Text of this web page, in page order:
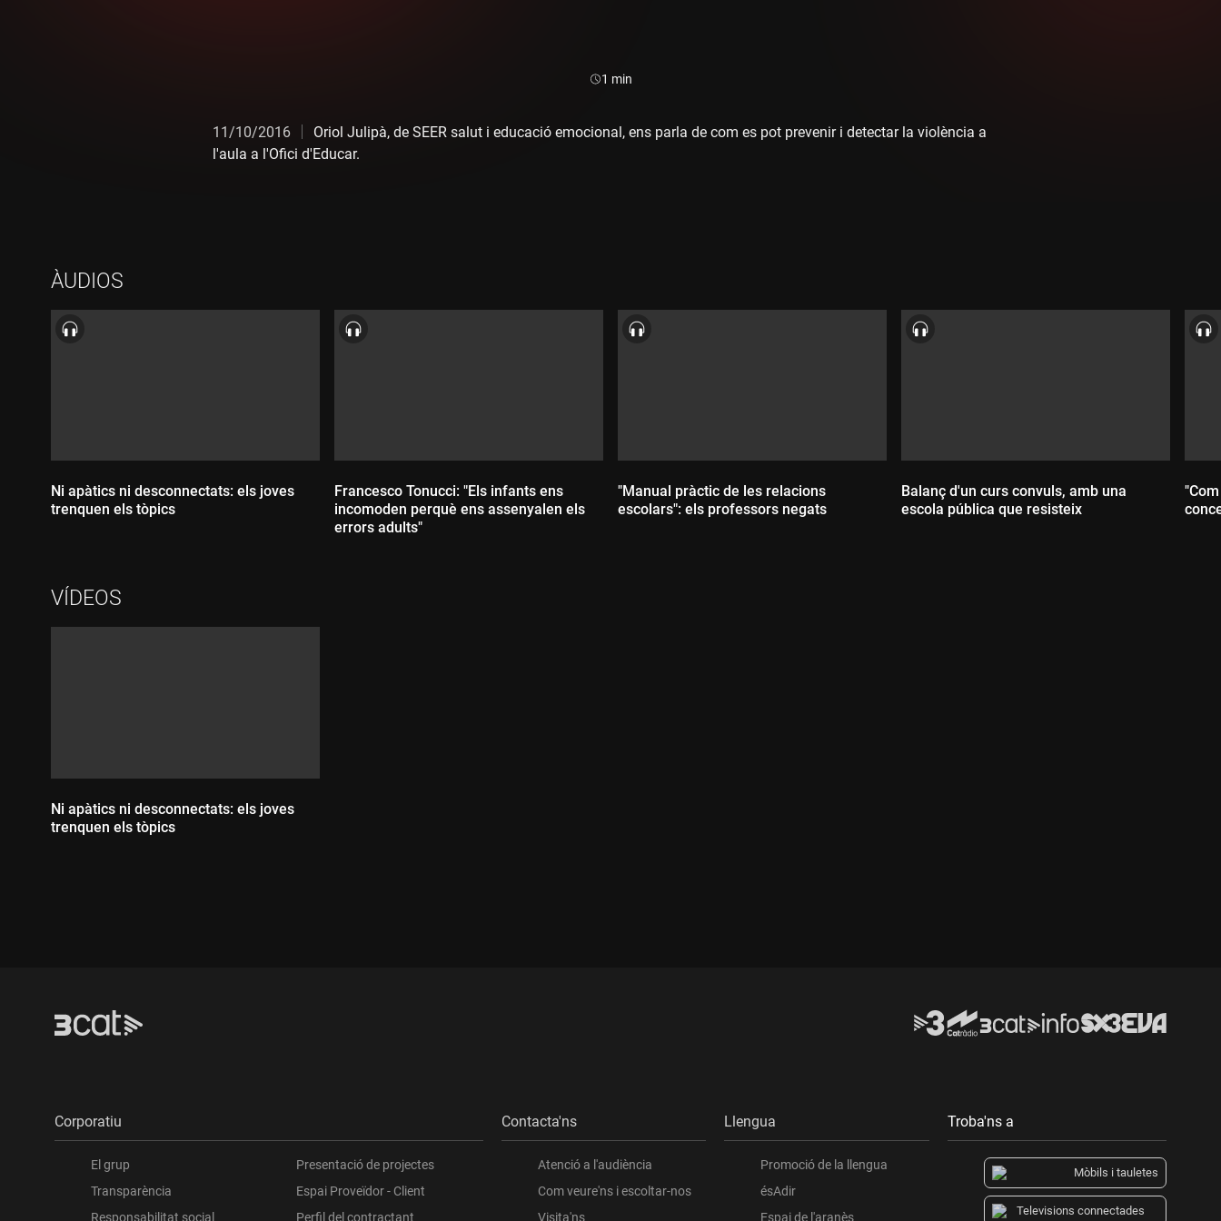
Durada:
1 min
11/10/2016
Oriol Julipà, de SEER salut i educació emocional, ens parla de com es pot prevenir i detectar la violència a
l'aula a l'Ofici d'Educar.
ÀUDIOS
Ni apàtics ni desconnectats: els joves
trenquen els tòpics
Francesco Tonucci: "Els infants ens
incomoden perquè ens assenyalen els
errors adults"
"Manual pràctic de les relacions
escolars": els professors negats
Balanç d'un curs convuls, amb una
escola pública que resisteix
VÍDEOS
Ni apàtics ni desconnectats: els joves
trenquen els tòpics
Corporatiu
El grup
Transparència
Responsabilitat social
Presentació de projectes
Espai Proveïdor - Client
Perfil del contractant
Contacta'ns
Atenció a l'audiència
Com veure'ns i escoltar-nos
Visita'ns
Llengua
Promoció de la llengua
ésAdir
Espai de l'aranès
Troba'ns a
Mòbils i tauletes
Televisions connectades